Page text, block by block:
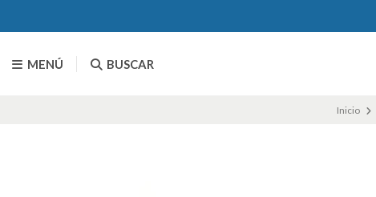
MENÚ BUSCAR
Inicio